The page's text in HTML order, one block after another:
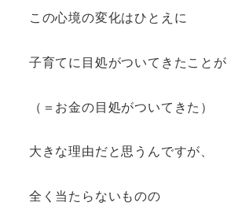
この心境の変化はひとえに
子育てに目処がついてきたことが
（＝お金の目処がついてきた）
大きな理由だと思うんですが、
全く当たらないものの